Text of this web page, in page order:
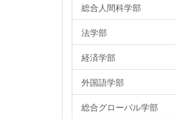
総合人間科学部
法学部
経済学部
外国語学部
総合グローバル学部